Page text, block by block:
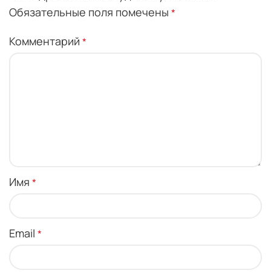
Обязательные поля помечены *
Комментарий *
Имя *
Email *